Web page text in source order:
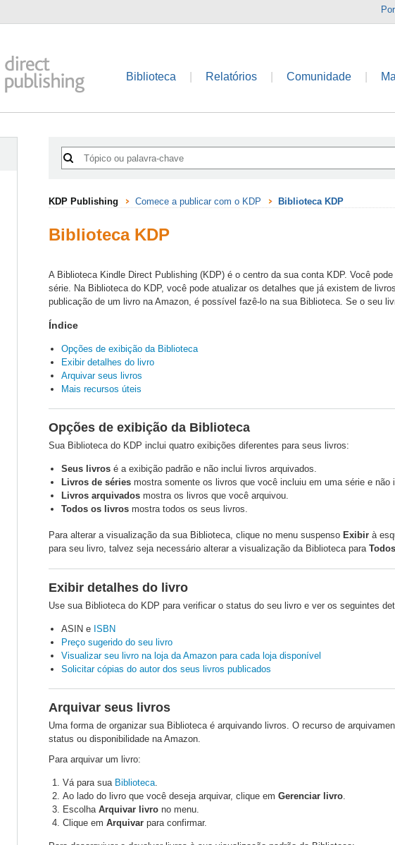
Biblioteca Relatórios Comunidade
KDP Publishing Comece a publicar com o KDP Biblioteca KDP
Biblioteca KDP
A Biblioteca Kindle Direct Publishing (KDP) é o centro da sua conta KDP. Você
série. Na Biblioteca do KDP, você pode atualizar os detalhes que já existem de
publicação de um livro na Amazon, é possível fazê-lo na sua Biblioteca. Se o seu
Índice
Opções de exibição da Biblioteca
Exibir detalhes do livro
Arquivar seus livros
Mais recursos úteis
Opções de exibição da Biblioteca
Sua Biblioteca do KDP inclui quatro exibições diferentes para seus livros:
Seus livros é a exibição padrão e não inclui livros arquivados.
Livros de séries mostra somente os livros que você incluiu em uma série e não
Livros arquivados mostra os livros que você arquivou.
Todos os livros mostra todos os seus livros.
Para alterar a visualização da sua Biblioteca, clique no menu suspenso Exibir à
para seu livro, talvez seja necessário alterar a visualização da Biblioteca para
Exibir detalhes do livro
Use sua Biblioteca do KDP para verificar o status do seu livro e ver os seguintes
ASIN e ISBN
Preço sugerido do seu livro
Visualizar seu livro na loja da Amazon para cada loja disponível
Solicitar cópias do autor dos seus livros publicados
Arquivar seus livros
Uma forma de organizar sua Biblioteca é arquivando livros. O recurso de
status ou disponibilidade na Amazon.
Para arquivar um livro:
Vá para sua Biblioteca.
Ao lado do livro que você deseja arquivar, clique em Gerenciar livro.
Escolha Arquivar livro no menu.
Clique em Arquivar para confirmar.